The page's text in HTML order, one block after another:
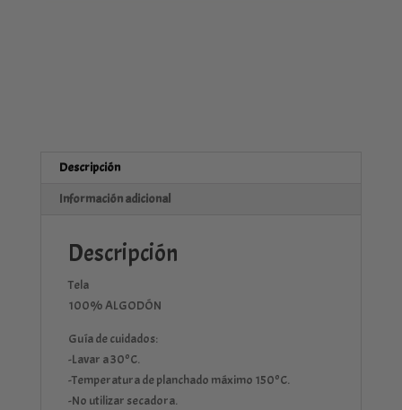
Descripción
Información adicional
Descripción
Tela
100% ALGODÓN
Guía de cuidados:
-Lavar a 30ºC.
-Temperatura de planchado máximo 150ºC.
-No utilizar secadora.